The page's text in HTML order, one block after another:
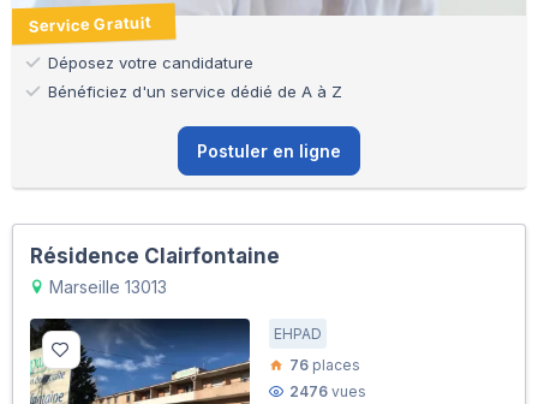
Service Gratuit
Déposez votre candidature
Bénéficiez d'un service dédié de A à Z
Postuler en ligne
Résidence Clairfontaine
Marseille 13013
EHPAD
76 places
2476 vues